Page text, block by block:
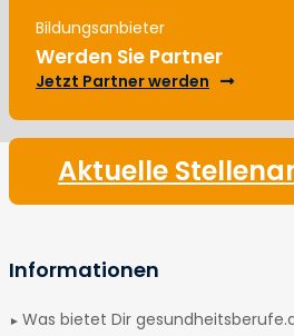
Bildungsanbieter
Werden Sie Partner
Jetzt Partner werden
Aktuelle
Informationen
Was bietet Dir